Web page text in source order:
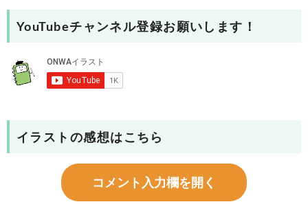
YouTubeチャンネル登録お願いします！
イラストの感想はこちら
コメント入力欄を開く